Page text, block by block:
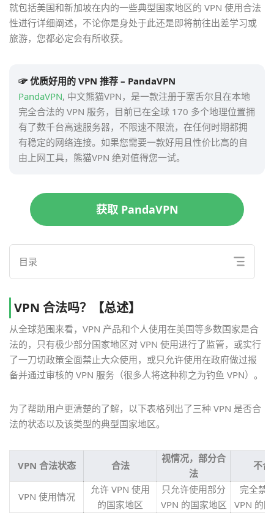
就包括美国和新加坡在内的一些典型国家地区的 VPN 使用合法
性进行详细阐述，不论你是身处于此还是即将前往出差学习或
旅游，您都必定会有所收获。
☞ 优质好用的 VPN 推荐 – PandaVPN
PandaVPN, 中文熊猫VPN，是一款注册于塞舌尔且在本地
完全合法的 VPN 服务，目前已在全球 170 多个地理位置拥
有了数千台高速服务器，不限速不限流，在任何时期都拥
有稳定的网络连接。如果您需要一款好用且性价比高的自
由上网工具，熊猫VPN 绝对值得您一试。
获取 PandaVPN
目录
VPN 合法吗？【总述】
从全球范围来看，VPN 产品和个人使用在美国等多数国家是合
法的，只有极少部分国家地区对 VPN 使用进行了监管，或实行
了一刀切政策全面禁止大众使用，或只允许使用在政府做过报
备并通过审核的 VPN 服务（很多人将这种称之为钓鱼 VPN）。
为了帮助用户更清楚的了解，以下表格列出了三种 VPN 是否合
法的状态以及该类型的典型国家地区。
VPN 合法状态 合法
视情况，部分合
法
不合
VPN 使用情况
允许 VPN 使用
的国家地区
只允许使用部分
VPN 的国家地区
完全禁
VPN 的